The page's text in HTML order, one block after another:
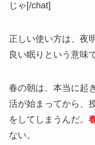
じゃ[/chat]
正しい使い方は、夜
良い眠りという意味
春の朝は、本当に起
活が始まってから、
をしてしまうんだ。
ない。